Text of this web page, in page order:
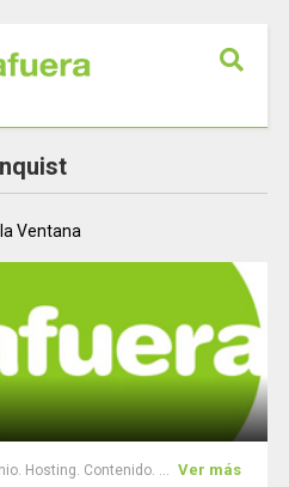
Ventana
Hosting. Contenido. ... Ver más